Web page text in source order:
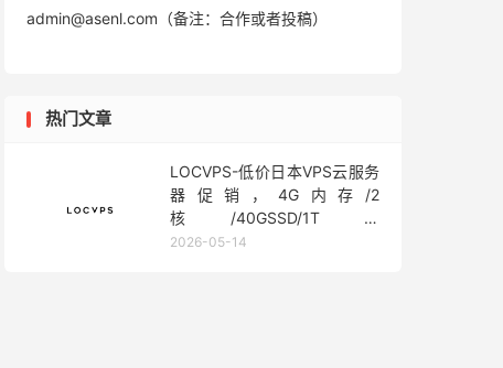
admin@asenl.com（备注：合作或者投稿）
热门文章
LOCVPS-低价日本VPS云服务
器促销，4G内存/2
核/40GSSD/1T流
量/450Mbps带宽，低至36元/
2026-05-14